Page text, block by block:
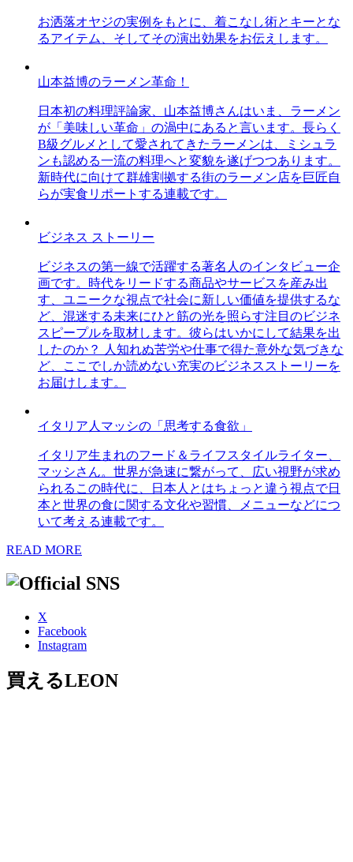
お洒落オヤジの実例をもとに、着こなし術とキーとな
るアイテム、そしてその演出効果をお伝えします。
山本益博のラーメン革命！
日本初の料理評論家、山本益博さんはいま、ラーメン
が「美味しい革命」の渦中にあると言います。長らく
B級グルメとして愛されてきたラーメンは、ミシュラ
ンも認める一流の料理へと変貌を遂げつつあります。
新時代に向けて群雄割拠する街のラーメン店を巨匠自
らが実食リポートする連載です。
ビジネス ストーリー
ビジネスの第一線で活躍する著名人のインタビュー企
画です。時代をリードする商品やサービスを産み出
す、ユニークな視点で社会に新しい価値を提供するな
ど、混迷する未来にひと筋の光を照らす注目のビジネ
スピープルを取材します。彼らはいかにして結果を出
したのか？ 人知れぬ苦労や仕事で得た意外な気づきな
ど、ここでしか読めない充実のビジネスストーリーを
お届けします。
イタリア人マッシの「思考する食欲」
イタリア生まれのフード＆ライフスタイルライター、
マッシさん。世界が急速に繋がって、広い視野が求め
られるこの時代に、日本人とはちょっと違う視点で日
本と世界の食に関する文化や習慣、メニューなどにつ
いて考える連載です。
READ MORE
X
Facebook
Instagram
買えるLEON